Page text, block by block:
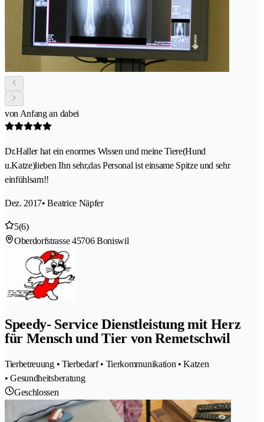
von Anfang an dabei
Dr.Haller hat ein enormes Wissen und meine Tiere(Hund
u.Katze)lieben Ihn sehr,das Personal ist einsame Spitze und sehr
einfühlsam!!
Dez. 2017• Beatrice Näpfer
5(6)
Oberdorfstrasse 45706 Boniswil
Speedy- Service Dienstleistung mit Herz
für Mensch und Tier von Remetschwil
Tierbetreuung • Tierbedarf • Tierkommunikation • Katzen
• Gesundheitsberatung
Geschlossen